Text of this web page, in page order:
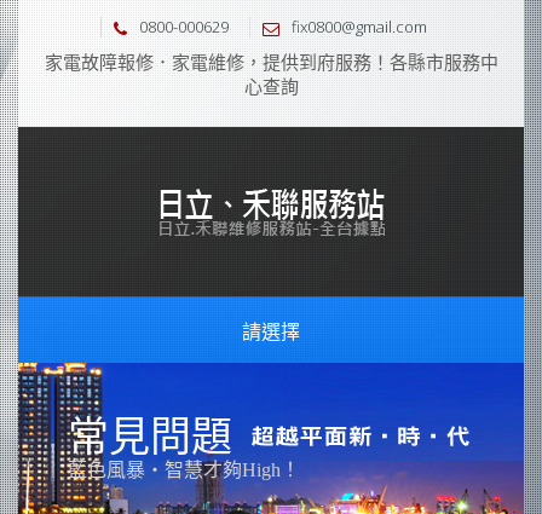
0800-000629 fix0800@gmail.com
家電故障報修．家電維修，提供到府服務！各縣市服務中
心查詢
請選擇
常見問題
藍色風暴‧智慧才夠High！